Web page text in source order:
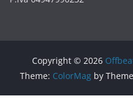
Copyright © 2026
Theme: ColorMag by